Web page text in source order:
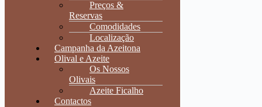
Preços &
Reservas
Comodidades
Localização
Campanha da Azeitona
Olival e Azeite
Os Nossos
Olivais
Azeite Ficalho
Contactos